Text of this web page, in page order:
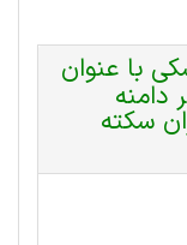
با عنوان
دامنه
سکته